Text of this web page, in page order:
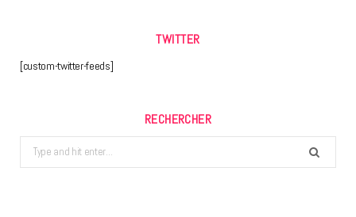
TWITTER
[custom-twitter-feeds]
RECHERCHER
Search
for: